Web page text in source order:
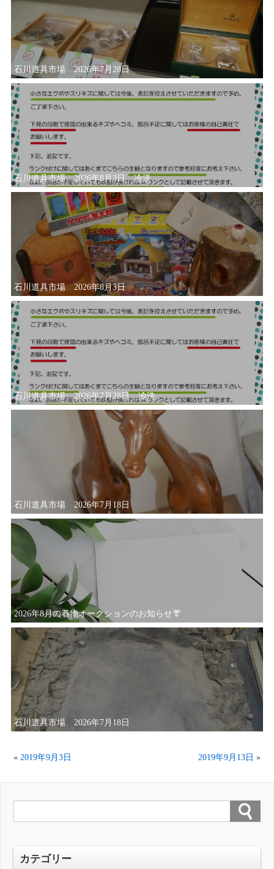
石川道具市場 2026年7月28日
石川道具市場 2026年8月3日 冷洗
石川道具市場 2026年8月3日
石川道具市場 2026年7月28日 冷洗
石川道具市場 2026年7月18日
2026年8月の着物オークションのお知らせ👘
石川道具市場 2026年7月18日
« 2019年9月3日 2019年9月13日 »
カテゴリー